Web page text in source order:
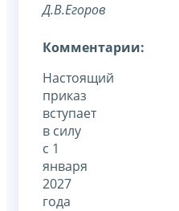
Д.В.Егоров
Комментарии:
Настоящий
приказ
вступает
в силу
с 1
января
2027
года